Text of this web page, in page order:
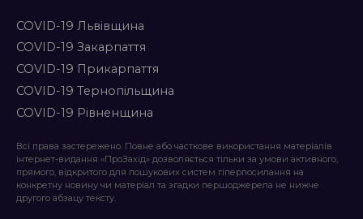
COVID-19 Львівщина
COVID-19 Закарпаття
COVID-19 Прикарпаття
COVID-19 Тернопільщина
COVID-19 Рівненщина
Всі права застережено. Повне або часткове використання матеріалів
інтернет-видання «ПроЗахід» дозволяється тільки за умови активного,
прямого, відкритого для пошукових систем гіперпосилання на
конкретну новину чи матеріал та згадки першоджерела не нижче
другого абзацу тексту.